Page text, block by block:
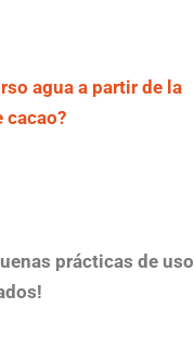
agua a partir de la
cacao?
prácticas de uso